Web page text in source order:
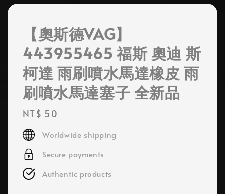
【奧斯德VAG】
443955465 福斯 奧迪 斯
柯達 雨刷噴水馬達橡皮 雨
刷噴水馬達塞子 全新品
Regular
price
NT$ 50
Worldwide shipping
Secure payments
Authentic products